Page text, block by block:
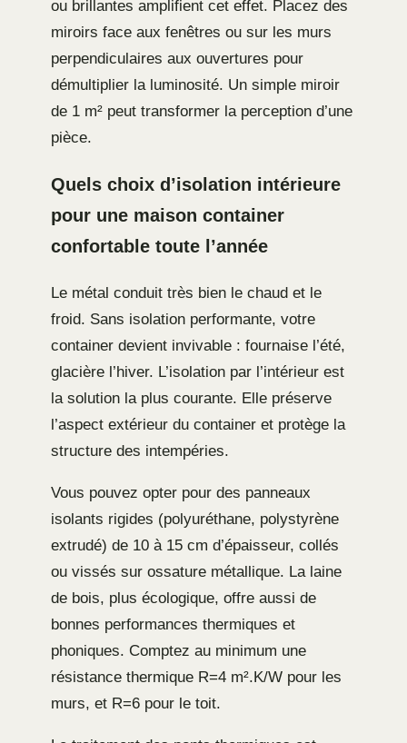
ou brillantes amplifient cet effet. Placez des
miroirs face aux fenêtres ou sur les murs
perpendiculaires aux ouvertures pour
démultiplier la luminosité. Un simple miroir
de 1 m² peut transformer la perception d’une
pièce.
Quels choix d’isolation intérieure
pour une maison container
confortable toute l’année
Le métal conduit très bien le chaud et le
froid. Sans isolation performante, votre
container devient invivable : fournaise l’été,
glacière l’hiver. L’isolation par l’intérieur est
la solution la plus courante. Elle préserve
l’aspect extérieur du container et protège la
structure des intempéries.
Vous pouvez opter pour des panneaux
isolants rigides (polyuréthane, polystyrène
extrudé) de 10 à 15 cm d’épaisseur, collés
ou vissés sur ossature métallique. La laine
de bois, plus écologique, offre aussi de
bonnes performances thermiques et
phoniques. Comptez au minimum une
résistance thermique R=4 m².K/W pour les
murs, et R=6 pour le toit.